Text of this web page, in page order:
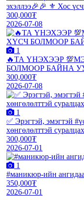
эхэллээ🎉🎉 ⚜️ Хос
300,000₮
2026-07-08
1
🔥ТА ҮНЭХЭЭР
БОЛМООР БАЙНА
300,000₮
2026-07-08
1
✅ Эрэгтэй, эмэгтэй
хөнгөлөлттэй
300,000₮
2026-07-01
1
#маникюр-ийн
350,000₮
2026-07-01